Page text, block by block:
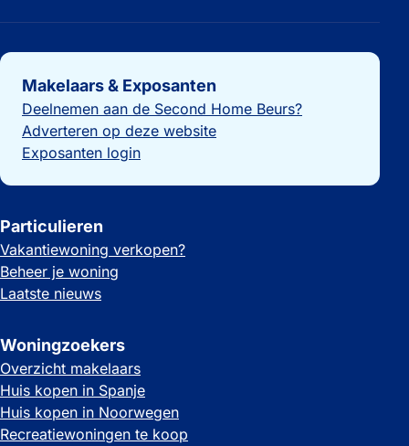
Belangrijke links
Makelaars & Exposanten
Deelnemen aan de Second Home Beurs?
Adverteren op deze website
Exposanten login
Particulieren
Vakantiewoning verkopen?
Beheer je woning
Laatste nieuws
Woningzoekers
Overzicht makelaars
Huis kopen in Spanje
Huis kopen in Noorwegen
Recreatiewoningen te koop